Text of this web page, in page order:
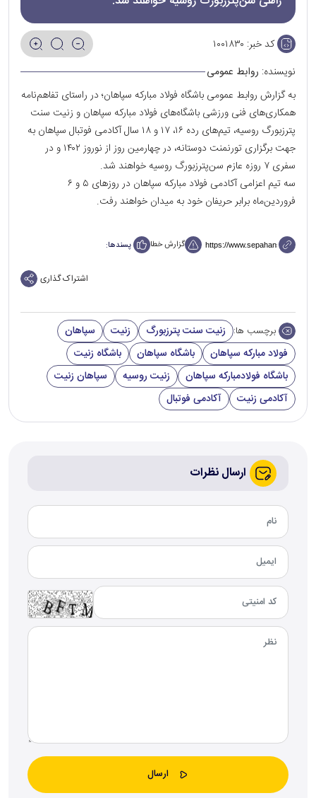
کد خبر: ۱۰۰۱۸۳۰
نویسنده: روابط عمومی
به گزارش روابط عمومی باشگاه فولاد مبارکه سپاهان؛ در راستای تفاهم‌نامه
همکاری‌های فنی ورزشی باشگاه‌های فولاد مبارکه سپاهان و زنیت سنت
پترزبورگ روسیه، تیم‌های رده ۱۶، ۱۷ و ۱۸ سال آکادمی فوتبال سپاهان به
جهت برگزاری تورنمنت دوستانه، در چهارمین روز از نوروز ۱۴۰۲ و در
سفری ۷ روزه عازم سن‌پترزبورگ روسیه خواهند شد.
فروردین‌ماه برابر حریفان خود به میدان خواهند رفت.
گزارش خطا پسندها:
اشتراک گذاری
برچسب ها: زنیت سنت پترزبورگ زنیت
سپاهان
فولاد مبارکه سپاهان
باشگاه سپاهان
باشگاه زنیت
باشگاه فولادمبارکه سپاهان
زنیت روسیه
سپاهان زنیت
آکادمی زنیت
آکادمی فوتبال
ارسال نظرات